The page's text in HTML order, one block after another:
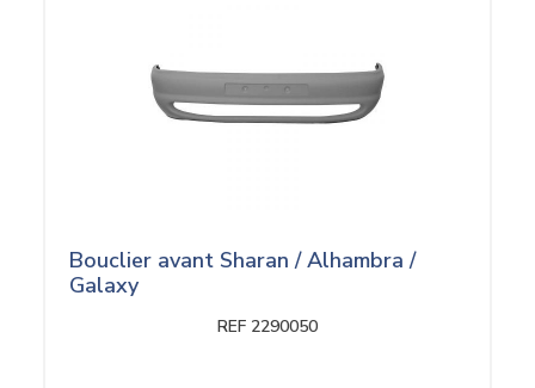
Bouclier avant Sharan / Alhambra /
Galaxy
REF 2290050